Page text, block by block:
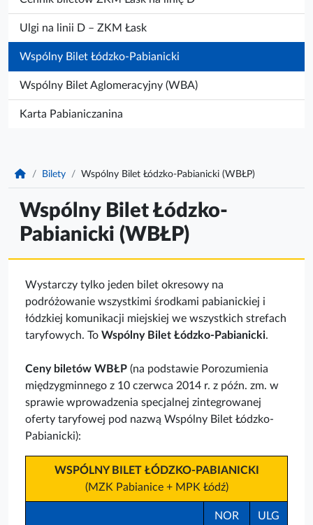
Ulgi na linii D – ZKM Łask
Wspólny Bilet Łódzko-Pabianicki
Wspólny Bilet Aglomeracyjny (WBA)
Karta Pabianiczanina
KomunikacjaPabianice.pl
Bilety Wspólny Bilet Łódzko-Pabianicki (WBŁP)
Wspólny Bilet Łódzko-
Pabianicki (WBŁP)
Wystarczy tylko jeden bilet okresowy na
podróżowanie wszystkimi środkami pabianickiej i
łódzkiej komunikacji miejskiej we wszystkich strefach
taryfowych. To Wspólny Bilet Łódzko-Pabianicki.
Ceny biletów WBŁP (na podstawie Porozumienia
międzygminnego z 10 czerwca 2014 r. z późn. zm. w
sprawie wprowadzenia specjalnej zintegrowanej
oferty taryfowej pod nazwą Wspólny Bilet Łódzko-
Pabianicki):
WSPÓLNY BILET ŁÓDZKO-PABIANICKI
(MZK Pabianice + MPK Łódź)
NOR
ULG